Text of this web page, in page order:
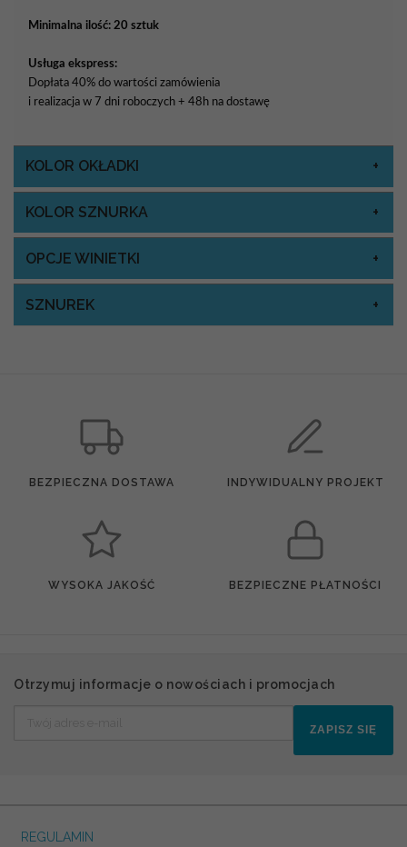
Minimalna ilość: 20 sztuk
Usługa ekspress:
Dopłata 40% do wartości zamówienia
i realizacja w 7 dni roboczych + 48h na dostawę
KOLOR OKŁADKI
KOLOR SZNURKA
OPCJE WINIETKI
SZNUREK
BEZPIECZNA DOSTAWA INDYWIDUALNY PROJEKT
WYSOKA JAKOŚĆ BEZPIECZNE PŁATNOŚCI
Otrzymuj informacje o nowościach i promocjach
ZAPISZ SIĘ
REGULAMIN